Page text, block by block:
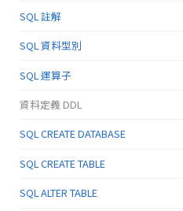
SQL 註解
SQL 資料型別
SQL 運算子
資料定義 DDL
SQL CREATE DATABASE
SQL CREATE TABLE
SQL ALTER TABLE